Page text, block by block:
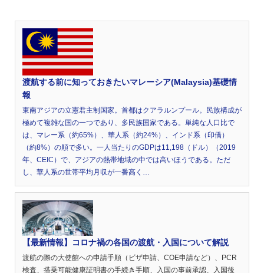
渡航する前に知っておきたいマレーシア(Malaysia)基礎情
報
東南アジアの立憲君主制国家。首都はクアラルンプール。民族構成が
極めて複雑な国の一つであり、多民族国家である。単純な人口比で
は、マレー系（約65%）、華人系（約24%）、インド系（印僑）
（約8%）の順で多い。一人当たりのGDPは11,198（ドル）（2019
年、CEIC）で、アジアの熱帯地域の中では高いほうである。ただ
し、華人系の世帯平均月収が一番高く…
【最新情報】コロナ禍の各国の渡航・入国について解説
渡航の際の大使館への申請手順（ビザ申請、COE申請など）、PCR
検査、搭乗可能健康証明書の手続き手順、入国の事前承認、入国後